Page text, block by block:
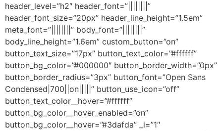
header_level=”h2″ header_font=”||||||||”
header_font_size=”20px” header_line_height=”1.5em”
meta_font=”||||||||” body_font=”||||||||”
body_line_height=”1.6em” custom_button=”on”
button_text_size=”17px” button_text_color=”#ffffff”
button_bg_color=”#000000″ button_border_width=”0px”
button_border_radius=”3px” button_font=”Open Sans
Condensed|700||on|||||” button_use_icon=”off”
button_text_color__hover=”#ffffff”
button_bg_color__hover_enabled=”on”
button_bg_color__hover=”#3dafda” _i=”1″